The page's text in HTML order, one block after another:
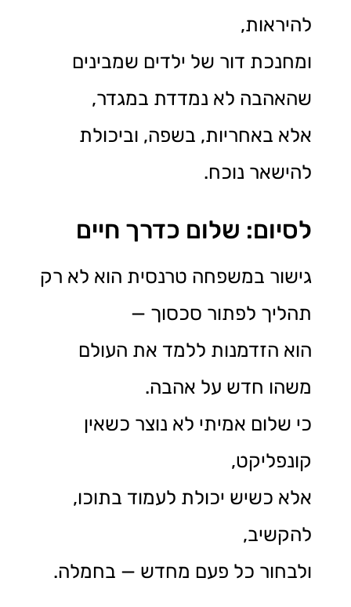
להיראות,
ומחנכת דור של ילדים שמבינים
שהאהבה לא נמדדת במגדר,
אלא באחריות, בשפה, וביכולת
להישאר נוכח.
לסיום: שלום כדרך חיים
גישור במשפחה טרנסית הוא לא רק
תהליך לפתור סכסוך —
הוא הזדמנות ללמד את העולם
משהו חדש על אהבה.
כי שלום אמיתי לא נוצר כשאין
קונפליקט,
אלא כשיש יכולת לעמוד בתוכו,
להקשיב,
ולבחור כל פעם מחדש — בחמלה.